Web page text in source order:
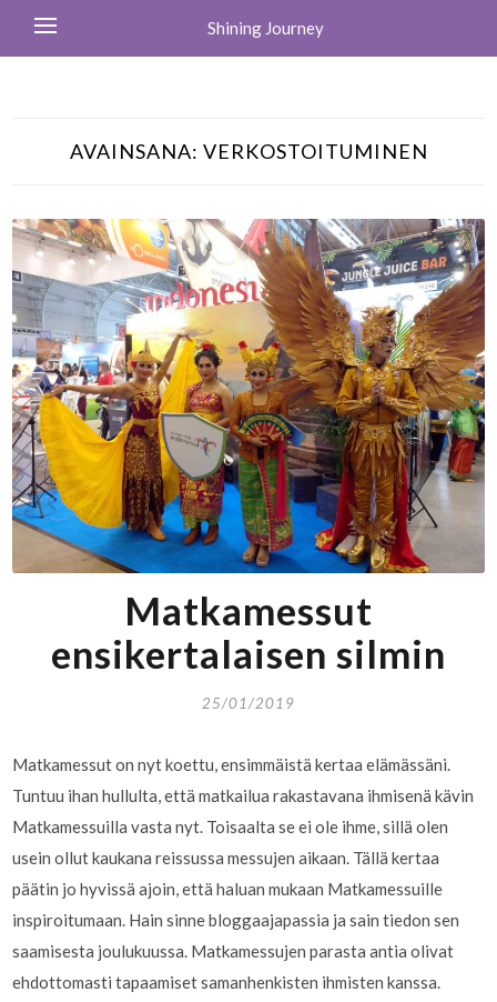
Shining Journey
AVAINSANA: VERKOSTOITUMINEN
Matkamessut
ensikertalaisen silmin
25/01/2019
Matkamessut on nyt koettu, ensimmäistä kertaa elämässäni.
Tuntuu ihan hullulta, että matkailua rakastavana ihmisenä kävin
Matkamessuilla vasta nyt. Toisaalta se ei ole ihme, sillä olen
usein ollut kaukana reissussa messujen aikaan. Tällä kertaa
päätin jo hyvissä ajoin, että haluan mukaan Matkamessuille
inspiroitumaan. Hain sinne bloggaajapassia ja sain tiedon sen
saamisesta joulukuussa. Matkamessujen parasta antia olivat
ehdottomasti tapaamiset samanhenkisten ihmisten kanssa.